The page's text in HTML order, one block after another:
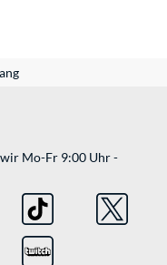
Mo-Fr 9:00 Uhr -